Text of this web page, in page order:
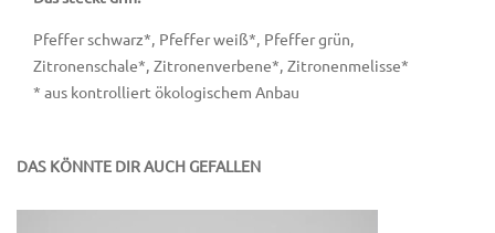
Pfeffer schwarz*, Pfeffer weiß*, Pfeffer grün,
Zitronenschale*, Zitronenverbene*, Zitronenmelisse*
* aus kontrolliert ökologischem Anbau
DAS KÖNNTE DIR AUCH GEFALLEN